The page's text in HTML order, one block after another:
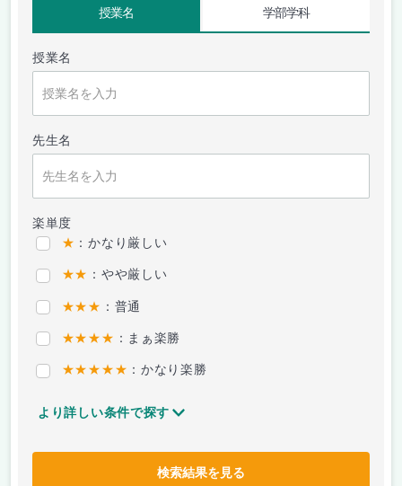
授業名 学部学科
授業名
先生名
楽単度
★ ：かなり厳しい
★★ ：やや厳しい
★★★ ：普通
★★★★ ：まぁ楽勝
★★★★★ ：かなり楽勝
より詳しい条件で探す
検索結果を見る